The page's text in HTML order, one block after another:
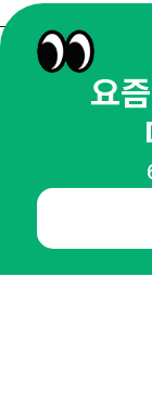
매주 화요일 아
마케팅 감각을
65,043명의 마케터를
요